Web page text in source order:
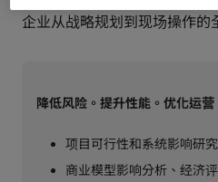
企业从战略规划到现场操作的
降低风险。提升性能。优化运营
项目可行性和系统影响研究
商业模型影响分析、经济